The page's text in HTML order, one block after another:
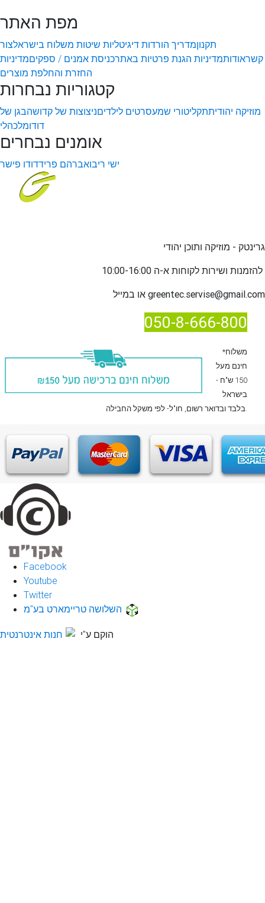
מפת האתר
תקנוןמדריך הורדות דיגיטליות שיטות משלוח בישראלצור
קשראודותמדיניות הגנת פרטיות באתרכניסת אמנים / ספקיםמדיניות
החזרת והחלפת מוצרים
קטגוריות נבחרות
מוזיקה יהודיתתקליטורי שמעסרטים לילדיםניצוצות של קדושהבגן של
דודומלכהלי
אומנים נבחרים
ישי ריבואברהם פרידדודו פישר
גרינטק - מוזיקה ותוכן יהודי
להזמנות ו
greentec.servise@gmail.com
050-8-666-800
*משלוח
חינם מעל
150 ש"ח -
בישראל
בלבדובדואר רשום , חו"ל- לפי משקל החבילה.
Facebook
Youtube
Twitter
השלושה טריימארט בע"מ
הוקם ע"י חנות אינטרנטית